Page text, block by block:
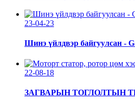
23-04-23
Шинэ үйлдвэр байгуулсан -
22-08-18
ЗАГВАРЫН ТОГЛОЛТЫН